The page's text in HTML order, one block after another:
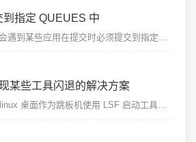
到指定 QUEUES 中
在 LSF 中，我们经常会遇到某些应用在提交时必须提交到指定的 queues 中去运行的情况。如遇到...
某些工具闪退的解决方案
在使用 vnc 或者其他 linux 桌面作为跳板机使用 LSF 启动工具的时候，某些工具会出现闪退...